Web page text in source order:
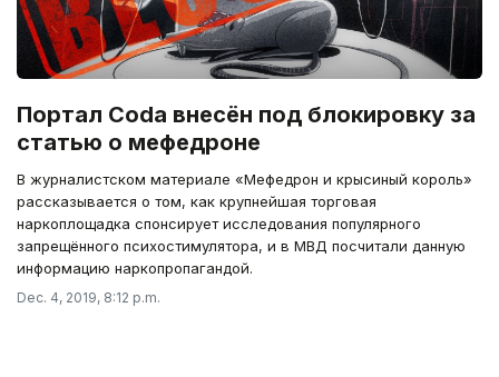
Портал Coda внесён под блокировку за
статью о мефедроне
В журналистском материале «Мефедрон и крысиный король»
рассказывается о том, как крупнейшая торговая
наркоплощадка спонсирует исследования популярного
запрещённого психостимулятора, и в МВД посчитали данную
информацию наркопропагандой.
Dec. 4, 2019, 8:12 p.m.